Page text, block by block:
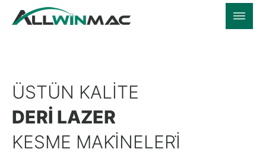
ÜSTÜN KALITE
DERI LAZER
KESME MAKİNELERİ